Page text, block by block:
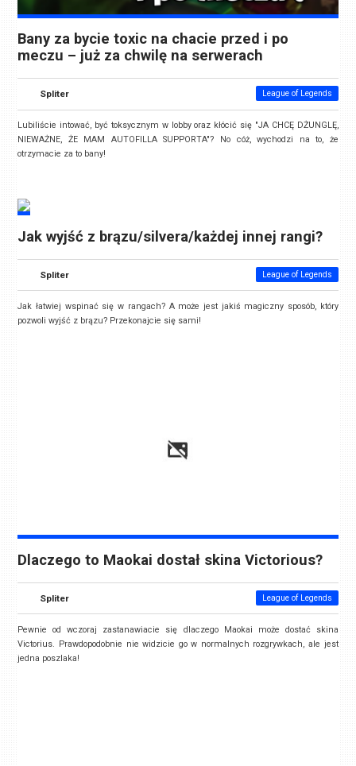
Bany za bycie toxic na chacie przed i po
meczu – już za chwilę na serwerach
Spliter League of Legends
Lubiliście intować, być toksycznym w lobby oraz kłócić się "JA CHCĘ DŻUNGLĘ,
NIEWAŻNE, ŻE MAM AUTOFILLA SUPPORTA"? No cóż, wychodzi na to, że
otrzymacie za to bany!
Jak wyjść z brązu/silvera/każdej innej rangi?
Spliter League of Legends
Jak łatwiej wspinać się w rangach? A może jest jakiś magiczny sposób, który
pozwoli wyjść z brązu? Przekonajcie się sami!
Dlaczego to Maokai dostał skina Victorious?
Spliter League of Legends
Pewnie od wczoraj zastanawiacie się dlaczego Maokai może dostać skina
Victorius. Prawdopodobnie nie widzicie go w normalnych rozgrywkach, ale jest
jedna poszlaka!